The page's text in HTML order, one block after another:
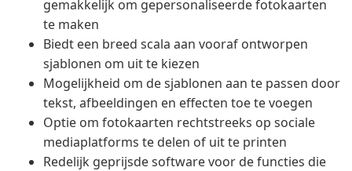
gemakkelijk om gepersonaliseerde fotokaarten
te maken
Biedt een breed scala aan vooraf ontworpen
sjablonen om uit te kiezen
Mogelijkheid om de sjablonen aan te passen door
tekst, afbeeldingen en effecten toe te voegen
Optie om fotokaarten rechtstreeks op sociale
mediaplatforms te delen of uit te printen
Redelijk geprijsde software voor de functies die